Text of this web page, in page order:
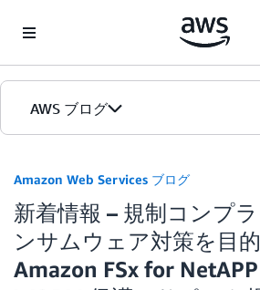
AWS ブログ
カテゴリ
エディション
Amazon Web Services ブログ
新着情報 – 規制コンプ
ンサムウェア対策を目
Amazon FSx for